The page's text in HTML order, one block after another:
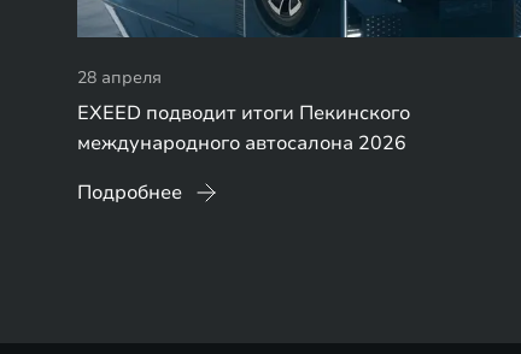
28 апреля
EXEED подводит итоги Пекинского
международного автосалона 2026
Подробнее